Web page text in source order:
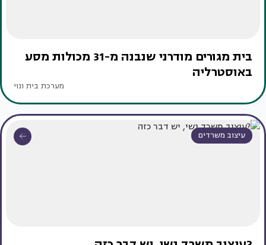
בית מגורים מודרני שנבנה מ-31 מכולות מסע
באוסטרליה
מערכת בית ונוי
עיצוב משרדים